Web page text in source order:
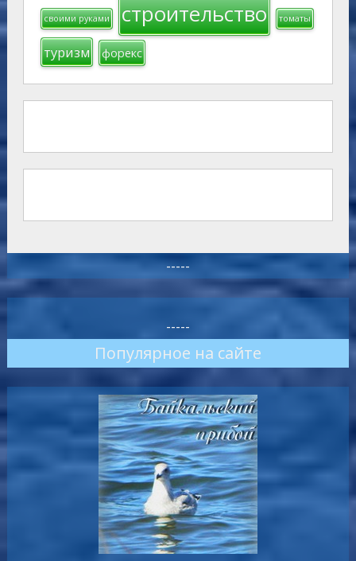
своими руками строительство томаты
туризм форекс
-----
-----
Популярное на сайте